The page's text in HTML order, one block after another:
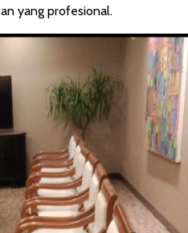
yang profesional.